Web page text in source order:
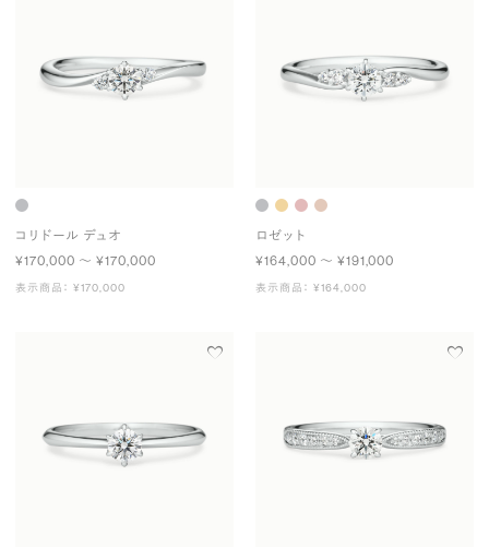
コリドール デュオ
¥170,000 〜 ¥170,000
表示商品： ¥170,000
ロゼット
¥164,000 〜 ¥191,000
表示商品： ¥164,000